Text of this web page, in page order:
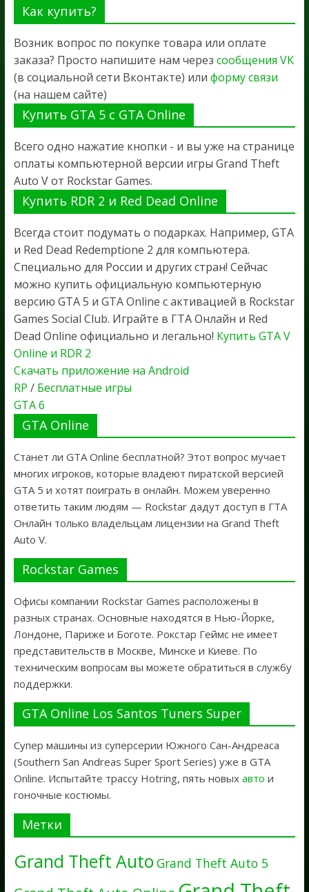
Как купить?
Возник вопрос по покупке товара или оплате
заказа? Просто напишите нам через сообщения VK
(в социальной сети Вконтакте) или форму связи
(на нашем сайте)
Купить GTA 5 с GTA Online
Всего одно нажатие кнопки - и вы уже на странице
оплаты компьютерной версии игры Grand Theft
Auto V от Rockstar Games.
Купить RDR 2 и Red Dead Online
Всегда стоит подумать о подарках. Например, GTA
и Red Dead Redemptione 2 для компьютера.
Специально для России и других стран! Сейчас
можно купить официальную компьютерную
версию GTA 5 и GTA Online с активацией в Rockstar
Games Social Club. Играйте в ГТА Онлайн и Red
Dead Online официально и легально! Купить GTA V
Online и RDR 2
Скачать приложение на Android
RP / Бесплатные игры
GTA 6
GTA Online
Станет ли GTA Online бесплатной? Этот вопрос мучает
многих игроков, которые владеют пиратской версией
GTA 5 и хотят поиграть в онлайн. Можем уверенно
ответить таким людям — Rockstar дадут доступ в ГТА
Онлайн только владельцам лицензии на Grand Theft
Auto V.
Rockstar Games
Офисы компании Rockstar Games расположены в
разных странах. Основные находятся в Нью-Йорке,
Лондоне, Париже и Боготе. Рокстар Геймс не имеет
представительств в Москве, Минске и Киеве. По
техническим вопросам вы можете обратиться в службу
поддержки.
GTA Online Los Santos Tuners Super
Супер машины из суперсерии Южного Сан-Андреаса
(Southern San Andreas Super Sport Series) уже в GTA
Online. Испытайте трассу Hotring, пять новых авто и
гоночные костюмы.
Метки
Grand Theft Auto Grand Theft Auto 5